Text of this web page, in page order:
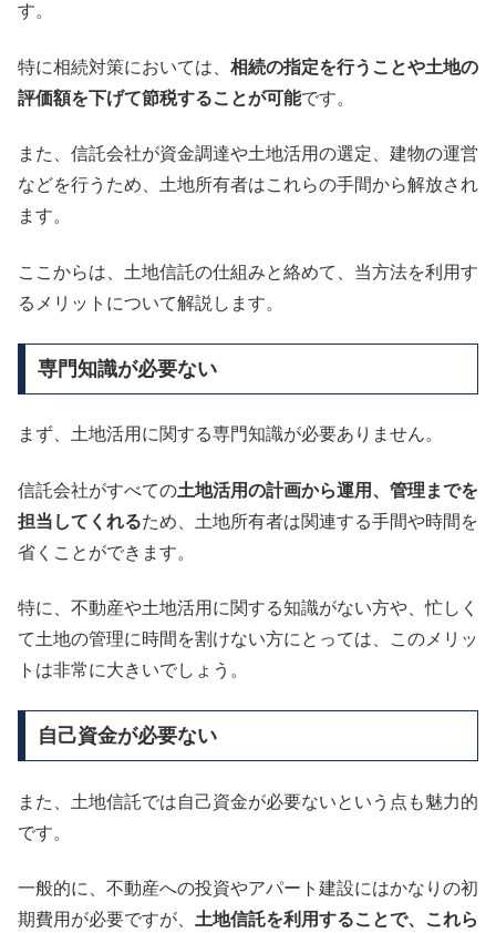
す。
特に相続対策においては、 相続の指定を行うことや土地の
評価額を下げて節税することが可能です。
また、信託会社が資金調達や土地活用の選定、建物の運営
などを行うため、土地所有者はこれらの手間から解放され
ます。
ここからは、土地信託の仕組みと絡めて、当方法を利用す
るメリットについて解説します。
専門知識が必要ない
まず、土地活用に関する専門知識が必要ありません。
信託会社がすべての土地活用の計画から運用、管理までを
担当してくれるため、土地所有者は関連する手間や時間を
省くことができます。
特に、不動産や土地活用に関する知識がない方や、忙しく
て土地の管理に時間を割けない方にとっては、このメリッ
トは非常に大きいでしょう。
自己資金が必要ない
また、土地信託では自己資金が必要ないという点も魅力的
です。
一般的に、不動産への投資やアパート建設にはかなりの初
期費用が必要ですが、 土地信託を利用することで、これら